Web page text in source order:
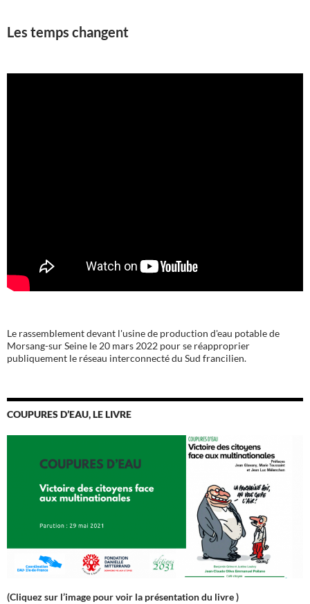
Les temps changent
Le rassemblement devant l'usine de production d'eau potable de
Morsang-sur Seine le 20 mars 2022 pour se réapproprier
publiquement le réseau interconnecté du Sud francilien.
COUPURES D’EAU, LE LIVRE
(Cliquez sur l’image pour voir la présentation du livre )